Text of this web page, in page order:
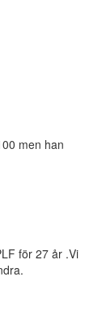
men han
för 27 år .Vi